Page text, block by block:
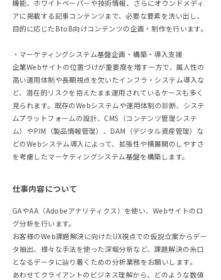
機能、ホワイトペーパーや技術情報、さらにオウンドメディ
アに掲載する記事コンテンツまで、必要な要素を洗い出し、
目的に応じたBtoB向けコンテンツの企画・制作を行います。
・マーケティングシステム基盤企画・構築・導入支援
企業Webサイトの位置づけが重要度を増す一方で、属人性の
高い運用体制や長期視点を欠いたインフラ・システム導入な
ど、潜在的リスクを抱えたまま運用されているケースも多く
見られます。既存のWebシステムや運用体制の診断、システ
ムプラットフォームの設計、CMS（コンテンツ管理システ
ム）やPIM（製品情報管理）、DAM（デジタル資産管理）な
どのWebシステム導入によって、拡張性や横展開のしやすさ
を考慮したマーケティングシステム基盤を構築します。
仕事内容について
GAやAA（Adobeアナリティクス）を使い、Webサイトのロ
グ分析を行います。
お客様のWeb課題解決に向けたUX視点での仮説立案からデー
タ抽出、様々な手法を使った深堀分析など、課題解決の糸口
となるデータに辿り着くための分析業務をお願いします。
あわせてクライアントのビジネス理解から、どのような数値